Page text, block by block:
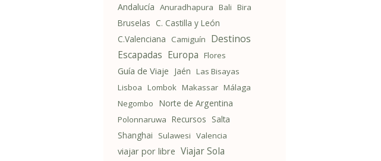
Andalucía Anuradhapura Bali Bira
Bruselas C. Castilla y León
C.Valenciana
Camiguín Destinos
Escapadas Europa Flores
Guía de Viaje Jaén Las Bisayas
Lisboa Lombok Makassar Málaga
Negombo
Norte de Argentina
Polonnaruwa Recursos Salta
Shanghai
Sulawesi Valencia
viajar por libre Viajar Sola